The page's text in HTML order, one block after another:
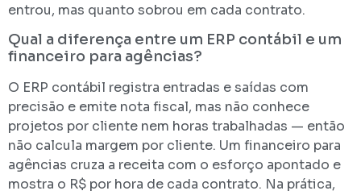
entrou, mas quanto sobrou em cada contrato.
Qual a diferença entre um ERP contábil e um
financeiro para agências?
O ERP contábil registra entradas e saídas com
precisão e emite nota fiscal, mas não conhece
projetos por cliente nem horas trabalhadas — então
não calcula margem por cliente. Um financeiro para
agências cruza a receita com o esforço apontado e
mostra o R$ por hora de cada contrato. Na prática,